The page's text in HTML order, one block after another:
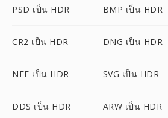
PSD เป็น HDR BMP เป็น HDR
CR2 เป็น HDR DNG เป็น HDR
NEF เป็น HDR SVG เป็น HDR
DDS เป็น HDR ARW เป็น HDR